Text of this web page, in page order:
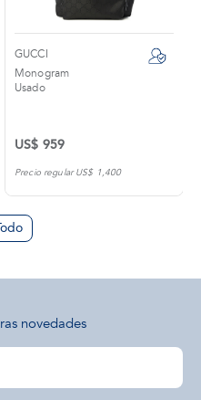
GUCCI
Monogram
Usado
US$ 959
Precio regular US$ 1,400
novedades